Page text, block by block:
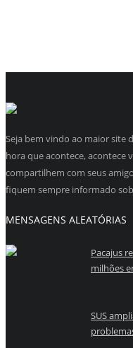
Seja bem vindo ao maior site
hora que acontece, acontece
compartilhem com seus
fiquem sempre informado
MENSAGENS ALEATÓRIAS
Pacajus
milhões
SUS